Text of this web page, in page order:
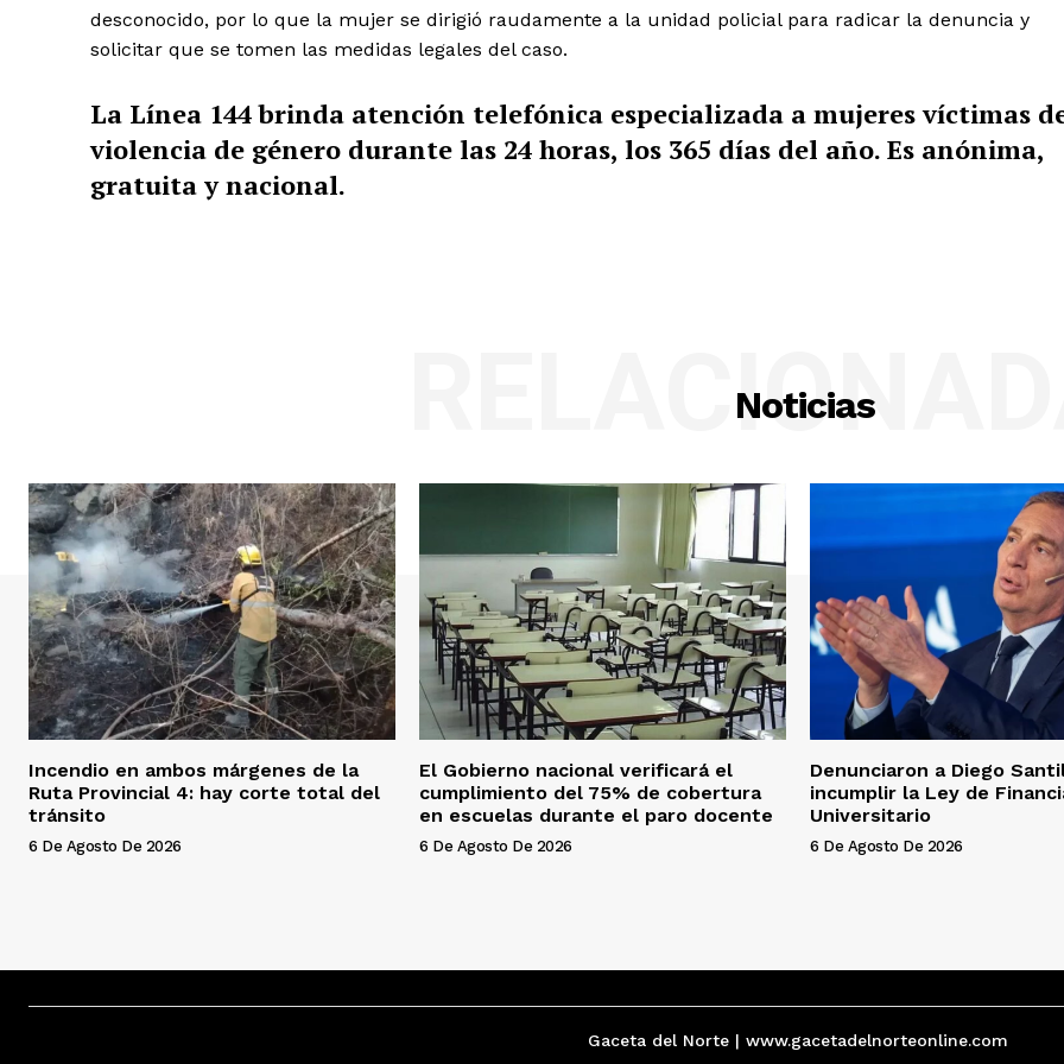
desconocido, por lo que la mujer se dirigió raudamente a la unidad policial para radicar la denuncia y
solicitar que se tomen las medidas legales del caso.
La Línea 144 brinda atención telefónica especializada a mujeres víctimas
violencia de género durante las 24 horas, los 365 días del año. Es anónima,
gratuita y nacional.
Noticias
Incendio en ambos márgenes de la
Ruta Provincial 4: hay corte total del
tránsito
6 De Agosto De 2026
El Gobierno nacional verificará el
cumplimiento del 75% de cobertura
en escuelas durante el paro docente
6 De Agosto De 2026
Denunciaron a Diego
incumplir la Ley de
Universitario
6 De Agosto De 2026
Gaceta del Norte | www.gacetadelnorteonline.com